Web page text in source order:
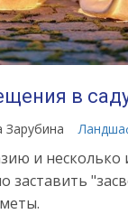
в
Зарубина
и несколько
заставить